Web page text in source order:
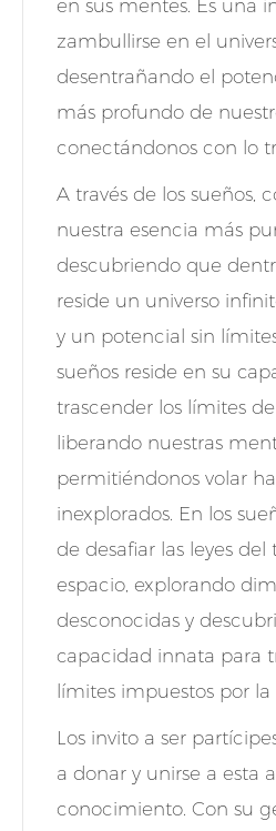
en sus mentes. Es una
zambullirse en el
desentrañando el
más profundo de
conectándonos con lo
A través de los sueños,
nuestra esencia más
descubriendo que
reside un universo
y un potencial sin
sueños reside en su
trascender los límites
liberando nuestras
permitiéndonos volar
inexplorados. En los
de desafiar las leyes del
espacio, explorando
desconocidas y
capacidad innata para
límites impuestos por la
Los invito a ser
a donar y unirse a esta
conocimiento. Con su